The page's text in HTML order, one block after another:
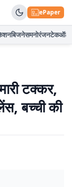
ePaper
बिजनेसमनोरंजनटेकऑटो
टक्कर,
बच्ची की